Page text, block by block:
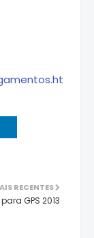
RECENTES
GPS 2013